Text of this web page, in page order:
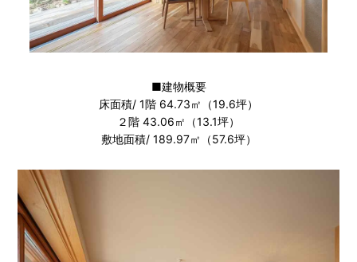
■建物概要
床面積/ 1階 64.73㎡（19.6坪）
２階 43.06㎡（13.1坪）
敷地面積/ 189.97㎡（57.6坪）